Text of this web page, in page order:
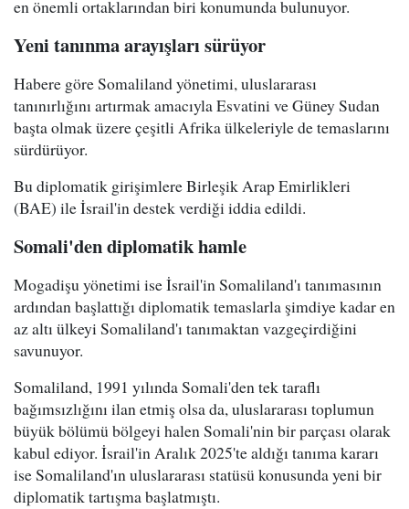
en önemli ortaklarından biri konumunda bulunuyor.
Yeni tanınma arayışları sürüyor
Habere göre Somaliland yönetimi, uluslararası
tanınırlığını artırmak amacıyla Esvatini ve Güney Sudan
başta olmak üzere çeşitli Afrika ülkeleriyle de temaslarını
sürdürüyor.
Bu diplomatik girişimlere Birleşik Arap Emirlikleri
(BAE) ile İsrail'in destek verdiği iddia edildi.
Somali'den diplomatik hamle
Mogadişu yönetimi ise İsrail'in Somaliland'ı tanımasının
ardından başlattığı diplomatik temaslarla şimdiye kadar en
az altı ülkeyi Somaliland'ı tanımaktan vazgeçirdiğini
savunuyor.
Somaliland, 1991 yılında Somali'den tek taraflı
bağımsızlığını ilan etmiş olsa da, uluslararası toplumun
büyük bölümü bölgeyi halen Somali'nin bir parçası olarak
kabul ediyor. İsrail'in Aralık 2025'te aldığı tanıma kararı
ise Somaliland'ın uluslararası statüsü konusunda yeni bir
diplomatik tartışma başlatmıştı.